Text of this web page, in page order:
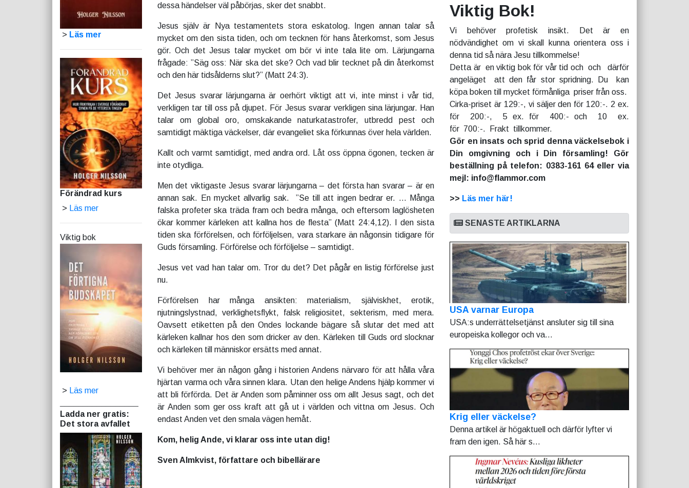
> Läs mer
Förändrad kurs
> Läs mer
Viktig bok
> Läs mer
Ladda ner gratis:
Det stora avfallet
dessa händelser väl påbörjas, sker det snabbt.
Jesus själv är Nya testamentets stora eskatolog. Ingen annan talar så
mycket om den sista tiden, och om tecknen för hans återkomst, som Jesus
gör. Och det Jesus talar mycket om bör vi inte tala lite om. Lärjungarna
frågade: ”Säg oss: När ska det ske? Och vad blir tecknet på din återkomst
och den här tidsålderns slut?” (Matt 24:3).
Det Jesus svarar lärjungarna är oerhört viktigt att vi, inte minst i vår tid,
verkligen tar till oss på djupet. För Jesus svarar verkligen sina lärjungar. Han
talar om global oro, omskakande naturkatastrofer, utbredd pest och
samtidigt mäktiga väckelser, där evangeliet ska förkunnas över hela världen.
Kallt och varmt samtidigt, med andra ord. Låt oss öppna ögonen, tecken är
inte otydliga.
Men det viktigaste Jesus svarar lärjungarna – det första han svarar – är en
annan sak. En mycket allvarlig sak. ”Se till att ingen bedrar er. … Många
falska profeter ska träda fram och bedra många, och eftersom laglösheten
ökar kommer kärleken att kallna hos de flesta” (Matt 24:4,12). I den sista
tiden ska förförelsen, och förföljelsen, vara starkare än någonsin tidigare för
Guds församling. Förförelse och förföljelse – samtidigt.
Jesus vet vad han talar om. Tror du det? Det pågår en listig förförelse just
nu.
Förförelsen har många ansikten: materialism, själviskhet, erotik,
njutningslystnad, verklighetsflykt, falsk religiositet, sekterism, med mera.
Oavsett etiketten på den Ondes lockande bägare så slutar det med att
kärleken kallnar hos den som dricker av den. Kärleken till Guds ord slocknar
och kärleken till människor ersätts med annat.
Vi behöver mer än någon gång i historien Andens närvaro för att hålla våra
hjärtan varma och våra sinnen klara. Utan den helige Andens hjälp kommer vi
att bli förförda. Det är Anden som påminner oss om allt Jesus sagt, och det
är Anden som ger oss kraft att gå ut i världen och vittna om Jesus. Och
endast Anden vet den smala vägen hemåt.
Kom, helig Ande, vi klarar oss inte utan dig!
Sven Almkvist, författare och bibellärare
Viktig Bok!
Vi behöver profetisk insikt. Det är en
nödvändighet om vi skall kunna orientera oss i
denna tid så nära Jesu tillkommelse!
Detta är en viktig bok för vår tid och och därför
angeläget att den får stor spridning. Du kan
köpa boken till mycket förmånliga priser från oss.
Cirka-priset är 129:-, vi säljer den för 120:-. 2 ex.
för 200:-, 5 ex. för 400:- och 10 ex.
för 700:-. Frakt tillkommer.
Gör en insats och sprid denna väckelsebok i
Din omgivning och i Din församling! Gör
beställning på telefon: 0383-161 64 eller via
mejl: info@flammor.com
>> Läs mer här!
SENASTE ARTIKLARNA
USA varnar Europa
USA:s underrättelsetjänst ansluter sig till sina
europeiska kollegor och va...
Krig eller väckelse?
Denna artikel är högaktuell och därför lyfter vi
fram den igen. Så här s...